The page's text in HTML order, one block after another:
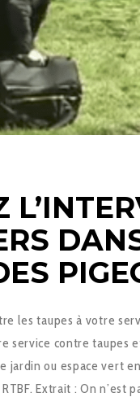
les taupes à votre
service contre taupes
ou espace vert
Extrait : On n’est